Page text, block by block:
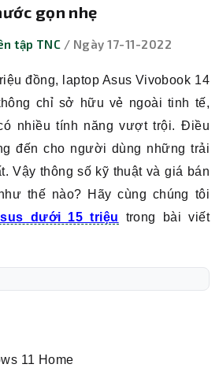
gọn nhẹ
tập TNC / Ngày 17-11-2022
đồng, laptop Asus Vivobook 14
chỉ sở hữu vẻ ngoài tinh tế,
nhiều tính năng vượt trội. Điều
đến cho người dùng những trải
Vậy thông số kỹ thuật và giá bán
thế nào? Hãy cùng chúng tôi
dưới 15 triệu trong bài viết
11 Home